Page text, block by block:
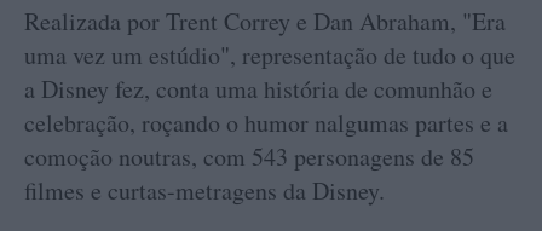
Realizada por Trent Correy e Dan Abraham, "Era
uma vez um estúdio", representação de tudo o que
a Disney fez, conta uma história de comunhão e
celebração, roçando o humor nalgumas partes e a
comoção noutras, com 543 personagens de 85
filmes e curtas-metragens da Disney.